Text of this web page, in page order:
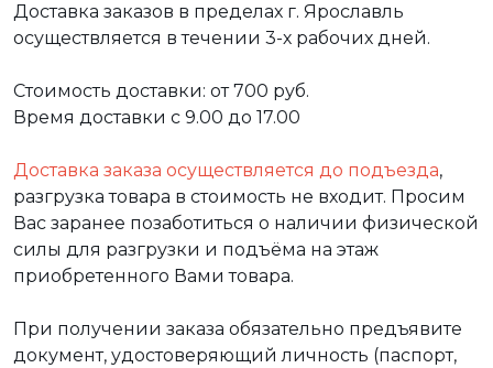
Доставка заказов в пределах г. Ярославль
осуществляется в течении 3-х рабочих дней.
Стоимость доставки: от 700 руб.
Время доставки с 9.00 до 17.00
Доставка заказа осуществляется до подъезда,
разгрузка товара в стоимость не входит. Просим
Вас заранее позаботиться о наличии физической
силы для разгрузки и подъёма на этаж
приобретенного Вами товара.
При получении заказа обязательно предъявите
документ, удостоверяющий личность (паспорт,